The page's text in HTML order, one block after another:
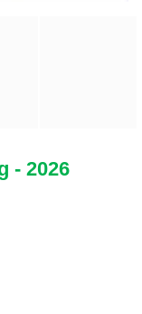
- 2026